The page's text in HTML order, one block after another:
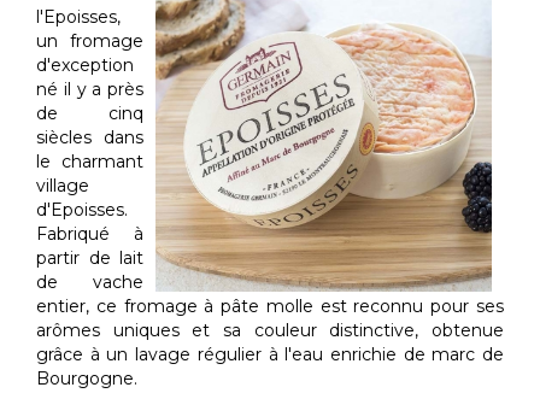
l'Epoisses,
un fromage
d'exception
né il y a près
de cinq
siècles dans
le charmant
village
d'Epoisses.
Fabriqué à
partir de lait
de vache
entier, ce fromage à pâte molle est reconnu pour ses
arômes uniques et sa couleur distinctive, obtenue
grâce à un lavage régulier à l'eau enrichie de marc de
Bourgogne.